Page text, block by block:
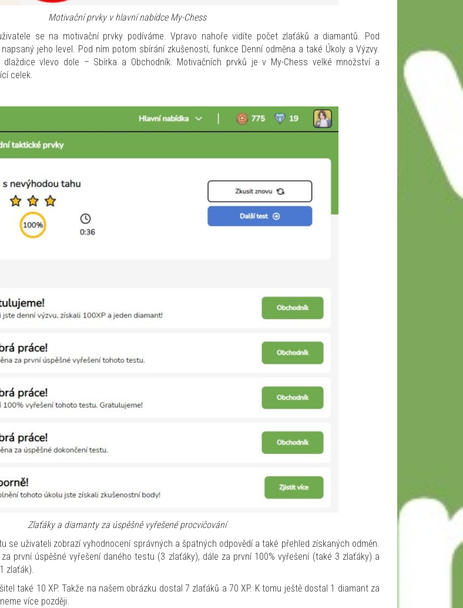
Motivační prvky v hlavní nabídce My-Chess
se na motivační prvky podíváme. Vpravo nahoře vidíte počet zlaťáků a diamantů. Pod
jeho level. Pod ním potom sbírání zkušeností, funkce Denní odměna a také Úkoly a Výzvy.
vlevo dole – Sbírka a Obchodník. Motivačních prvků je v My-Chess velké množství a
celek.
Zlaťáky a diamanty za úspěšně vyřešené procvičování
se uživateli zobrazí vyhodnocení správných a špatných odpovědí a také přehled získaných odměn.
první úspěšné vyřešení daného testu (3 zlaťáky), dále za první 100% vyřešení (také 3 zlaťáky) a
zlaťák).
také 10 XP. Takže na našem obrázku dostal 7 zlaťáků a 70 XP. K tomu ještě dostal 1 diamant za
více později.